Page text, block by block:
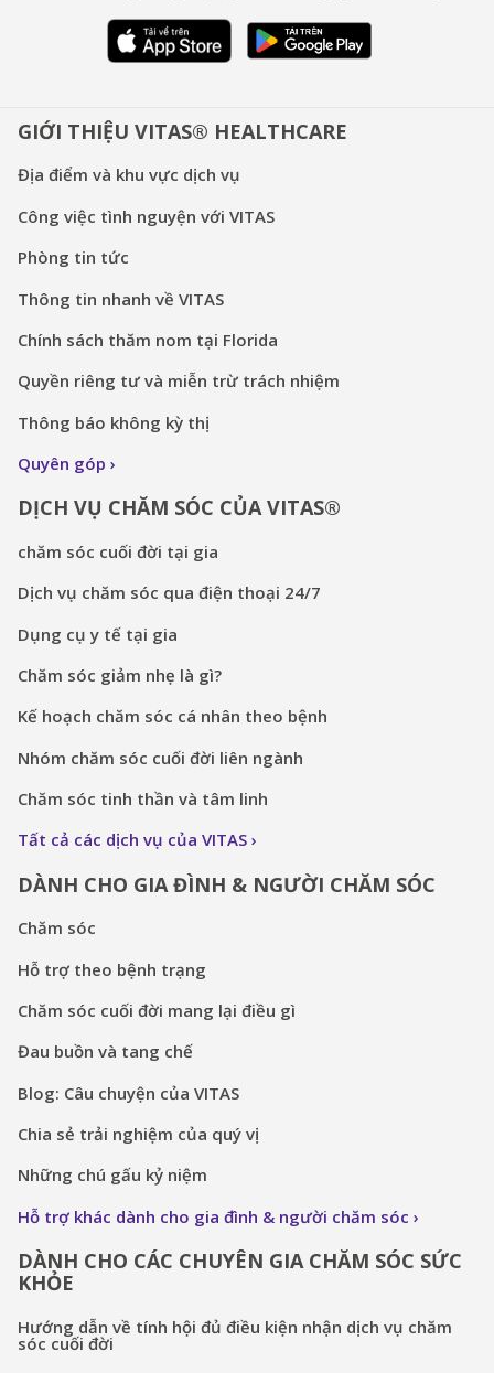
GIỚI THIỆU VITAS® HEALTHCARE
Địa điểm và khu vực dịch vụ
Công việc tình nguyện với VITAS
Phòng tin tức
Thông tin nhanh về VITAS
Chính sách thăm nom tại Florida
Quyền riêng tư và miễn trừ trách nhiệm
Thông báo không kỳ thị
Quyên góp
DỊCH VỤ CHĂM SÓC CỦA VITAS®
chăm sóc cuối đời tại gia
Dịch vụ chăm sóc qua điện thoại 24/7
Dụng cụ y tế tại gia
Chăm sóc giảm nhẹ là gì?
Kế hoạch chăm sóc cá nhân theo bệnh
Nhóm chăm sóc cuối đời liên ngành
Chăm sóc tinh thần và tâm linh
Tất cả các dịch vụ của VITAS
DÀNH CHO GIA ĐÌNH & NGƯỜI CHĂM SÓC
Chăm sóc
Hỗ trợ theo bệnh trạng
Chăm sóc cuối đời mang lại điều gì
Đau buồn và tang chế
Blog: Câu chuyện của VITAS
Chia sẻ trải nghiệm của quý vị
Những chú gấu kỷ niệm
Hỗ trợ khác dành cho gia đình & người chăm sóc
DÀNH CHO CÁC CHUYÊN GIA CHĂM SÓC SỨC
KHỎE
Hướng dẫn về tính hội đủ điều kiện nhận dịch vụ chăm
sóc cuối đời